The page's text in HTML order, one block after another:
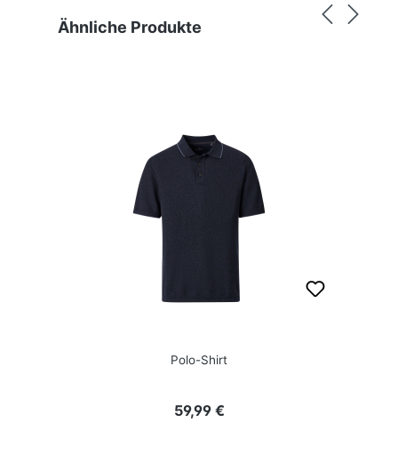
Produktgalerie überspringen
Ähnliche Produkte
Polo-Shirt
Regulärer Preis:
59,99 €